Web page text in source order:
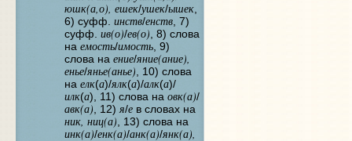
юшк(а,о), ешек/ушек/ышек,
6) суфф. инств/енств, 7)
суфф. ив(о)/ев(о) , 8) слова
на емость/имость, 9)
слова на ение/яние(ание),
енье/янье(анье) , 10) слова
на елк(а)/ялк(а)/алк(а)/
илк(а), 11) слова на овк(а)/
авк(а) , 12) я/ев словах на
ник, ниц(а) , 13) слова на
инк(а)/енк(а)/анк(а)/янк(а),